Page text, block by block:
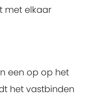
met elkaar
een op op het
het vastbinden